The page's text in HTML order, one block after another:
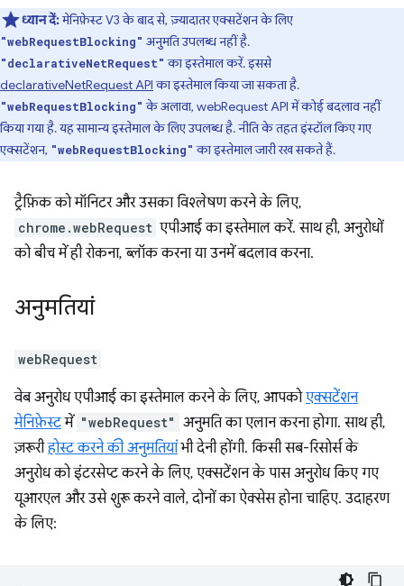
ध्यान दें:मेनिफ़ेस्ट V3 के बाद से, ज़्यादातर एक्सटेंशन के लिए
"webRequestBlocking" अनुमति उपलब्ध नहीं है.
"declarativeNetRequest" का इस्तेमाल करें. इससे
declarativeNetRequest APIका इस्तेमाल किया जा सकता है.
"webRequestBlocking" के अलावा, webRequest API में कोई बदलाव नहीं
किया गया है. यह सामान्य इस्तेमाल के लिए उपलब्ध है. नीति के तहत इंस्टॉल किए गए
एक्सटेंशन, "webRequestBlocking" का इस्तेमाल जारी रख सकते हैं.
ट्रैफ़िक को मॉनिटर और उसका विश्लेषण करने के लिए,
chrome.webRequest एपीआई का इस्तेमाल करें. साथ ही, अनुरोधों
को बीच में ही रोकना, ब्लॉक करना या उनमें बदलाव करना.
अनुमतियां
webRequest
वेब अनुरोध एपीआई का इस्तेमाल करने के लिए, आपकोएक्सटेंशन
मेनिफ़ेस्टमें "webRequest" अनुमति का एलान करना होगा. साथ ही,
ज़रूरीहोस्ट करने की अनुमतियांभी देनी होंगी. किसी सब-रिसोर्स के
अनुरोध को इंटरसेप्ट करने के लिए, एक्सटेंशन के पास अनुरोध किए गए
यूआरएल और उसे शुरू करने वाले, दोनों का ऐक्सेस होना चाहिए. उदाहरण
के लिए: